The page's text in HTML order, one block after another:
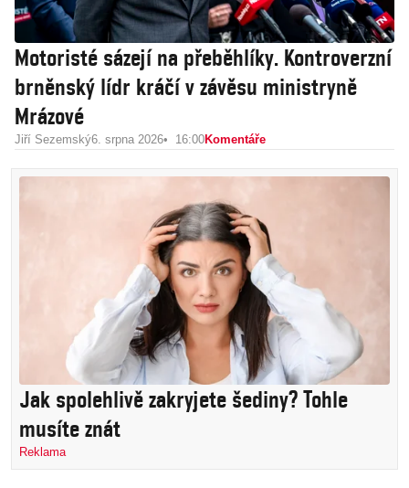
Motoristé sázejí na přeběhlíky. Kontroverzní
brněnský lídr kráčí v závěsu ministryně
Mrázové
Jiří Sezemský6. srpna 2026 16:00Komentáře
Jak spolehlivě zakryjete šediny? Tohle
musíte znát
Reklama